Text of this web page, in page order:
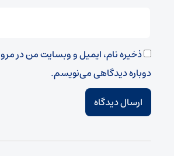
ذخیره نام، ایمیل و وبسایت من در
دوباره دیدگاهی می‌نویسم.